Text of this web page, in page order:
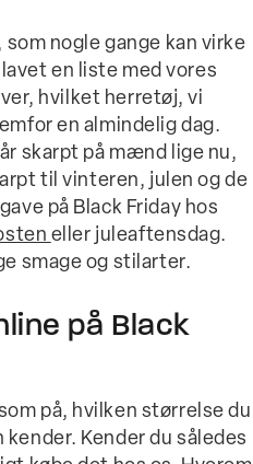
nogle gange kan virke
en liste med vores
hvilket herretøj, vi
en almindelig dag.
skarpt på mænd lige nu,
til vinteren, julen og de
på Black Friday hos
eller juleaftensdag.
smage og stilarter.
på Black
på, hvilken størrelse du
Kender du således